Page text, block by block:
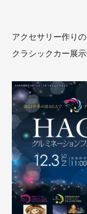
アクセサリー作り
クラシックカー展